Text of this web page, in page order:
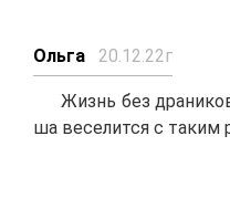
Оль­га 20.12.22г
Жизнь без
ша ве­се­лит­ся с та­ким